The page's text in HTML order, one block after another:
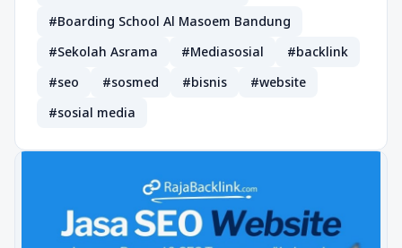
#Boarding School Al Masoem Bandung
#Sekolah Asrama
#Mediasosial
#backlink
#seo
#sosmed #bisnis
#website
#sosial media